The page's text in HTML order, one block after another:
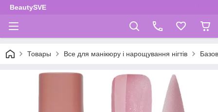
BeautySVE
Товары Все для манікюру і нарощування нігтів